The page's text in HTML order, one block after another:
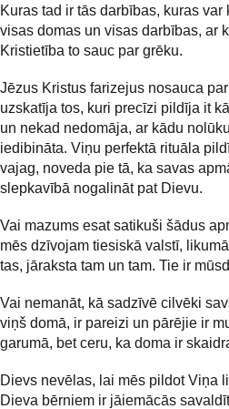
Kuras tad ir tās darbības, kuras
visas domas un visas darbības, ar
Kristietība to sauc par grēku.
Jēzus Kristus farizejus nosauca
uzskatīja tos, kuri precīzi pildīja it
un nekad nedomāja, ar kādu
iedibināta. Viņu perfektā rituāla
vajag, noveda pie tā, ka savas
slepkavībā nogalināt pat Dievu.
Vai mazums esat satikuši šādus
mēs dzīvojam tiesiskā valstī,
tas, jāraksta tam un tam. Tie ir
Vai nemanāt, kā sadzīvē cilvēki
viņš domā, ir pareizi un pārējie ir
garumā, bet ceru, ka doma ir
Dievs nevēlas, lai mēs pildot Viņa
Dieva bērniem ir jāiemācās